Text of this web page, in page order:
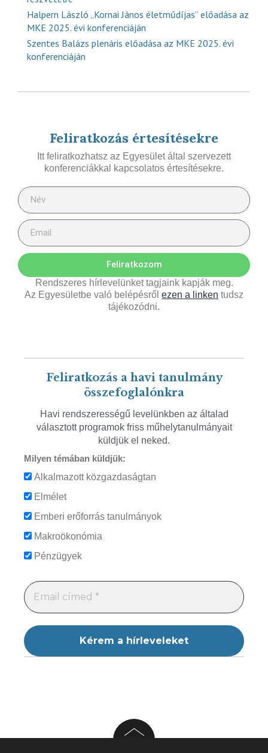
Halpern László „Kornai János életműdíjas” előadása az
MKE 2025. évi konferenciáján
Szentes Balázs plenáris előadása az MKE 2025. évi
konferenciáján
Feliratkozás értesítésekre
Itt feliratkozhatsz az Egyesület által szervezett
konferenciákkal kapcsolatos értesítésekre.
Feliratkozom
Rendszeres hírlevelünket tagjaink kapják meg.
Az Egyesületbe való belépésről ezen a linken tudsz
tájékozódni.
Feliratkozás a havi tanulmány
összefoglalónkra
Havi rendszerességű levelünkben az általad
választott programok friss műhelytanulmányait
küldjük el neked.
Milyen témában küldjük:
Alkalmazott közgazdaságtan
Elmélet
Emberi erőforrás tanulmányok
Makroökonómia
Pénzügyek